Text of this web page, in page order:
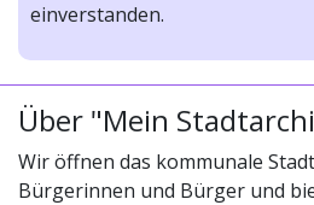
einverstanden.
Über "Mein
Wir öffnen das kommunale
Bürgerinnen und Bürger und